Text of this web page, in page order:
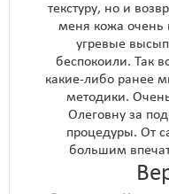
текстуру, но и
меня кожа очень
угревые
беспокоили. Так
какие-либо ранее
методики.
Олеговну за
процедуры. От
большим